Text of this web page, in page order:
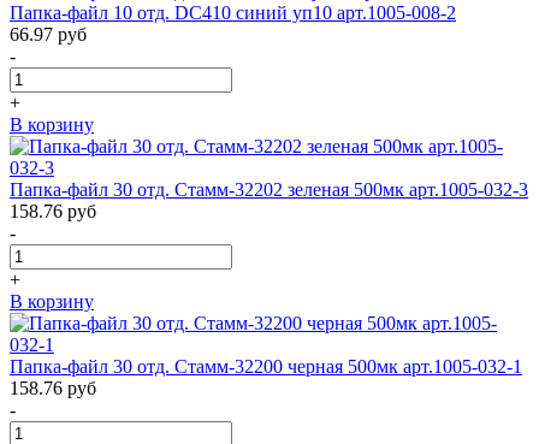
Папка-файл 10 отд. DC410 синий уп10 арт.1005-008-2
66.97 руб
-
+
В корзину
Папка-файл 30 отд. Стамм-32202 зеленая 500мк арт.1005-032-3
158.76 руб
-
+
В корзину
Папка-файл 30 отд. Стамм-32200 черная 500мк арт.1005-032-1
158.76 руб
-